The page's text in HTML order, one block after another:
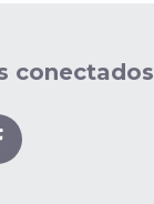
conectados